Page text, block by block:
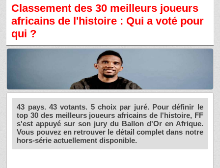
Classement des 30 meilleurs joueurs
africains de l'histoire : Qui a voté pour
qui ?
43 pays. 43 votants. 5 choix par juré. Pour définir le
top 30 des meilleurs joueurs africains de l'histoire, FF
s'est appuyé sur son jury du Ballon d'Or en Afrique.
Vous pouvez en retrouver le détail complet dans notre
hors-série actuellement disponible.